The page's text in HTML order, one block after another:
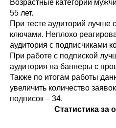
Возрастные категории
55 лет.
При тесте аудиторий лучше
ключами. Неплохо
аудитория с подписчиками
При работе с подпиской
аудитория на баннеры с
Также по итогам работы
увеличить количество
подписок – 34.
Статистика за